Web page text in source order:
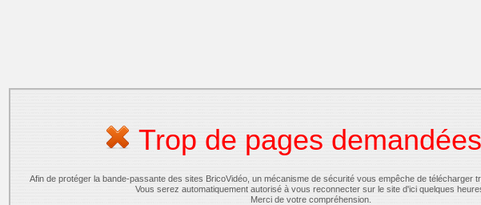
Trop de pages demandées
Afin de protéger la bande-passante des sites BricoVidéo, un mécanisme de sécurité vous empêche de télécharger
Vous serez automatiquement autorisé à vous reconnecter sur le site d'ici quelques
Merci de votre compréhension.